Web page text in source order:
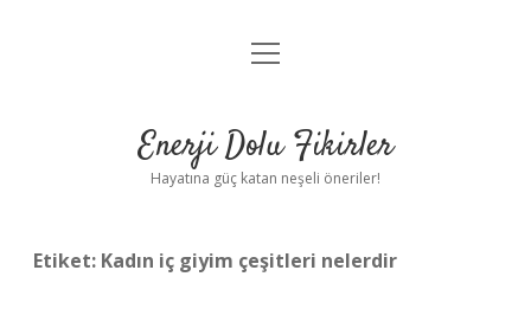
Anasayfa
Yasal Uyarı
menüyü
Enerji Dolu Fikirler
Hayatına güç katan neşeli öneriler!
Etiket: Kadın iç giyim çeşitleri nelerdir